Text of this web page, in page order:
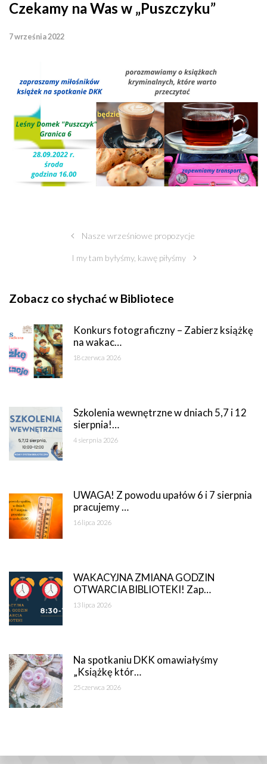
Czekamy na Was w „Puszczyku”
7 września 2022
Nasze wrześniowe propozycje
I my tam byłyśmy, kawę piłyśmy
Zobacz co słychać w Bibliotece
Konkurs fotograficzny – Zabierz książkę
na wakac…
18 czerwca 2026
Szkolenia wewnętrzne w dniach 5,7 i 12
sierpnia!…
4 sierpnia 2026
UWAGA! Z powodu upałów 6 i 7 sierpnia
pracujemy …
16 lipca 2026
WAKACYJNA ZMIANA GODZIN
OTWARCIA BIBLIOTEKI! Zap…
13 lipca 2026
Na spotkaniu DKK omawiałyśmy
„Książkę któr…
25 czerwca 2026